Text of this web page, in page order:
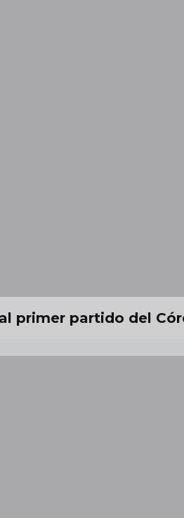
primer partido del